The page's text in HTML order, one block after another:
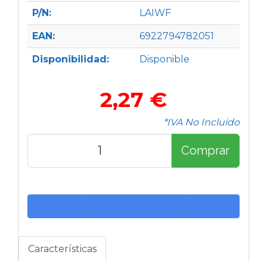
P/N: LAIWF
EAN: 6922794782051
Disponibilidad: Disponible
2,27 €
*IVA No Incluido
Comprar
Características